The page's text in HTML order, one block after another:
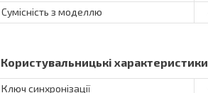
Сумісність з моделлю
Користувальницькі характеристики
Ключ синхронізації